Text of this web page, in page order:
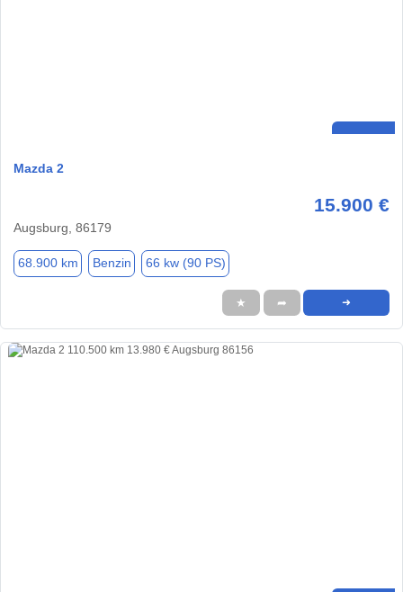
Mazda 2
15.900 €
Augsburg, 86179
68.900 km Benzin 66 kw (90 PS)
★ ➦ ➜